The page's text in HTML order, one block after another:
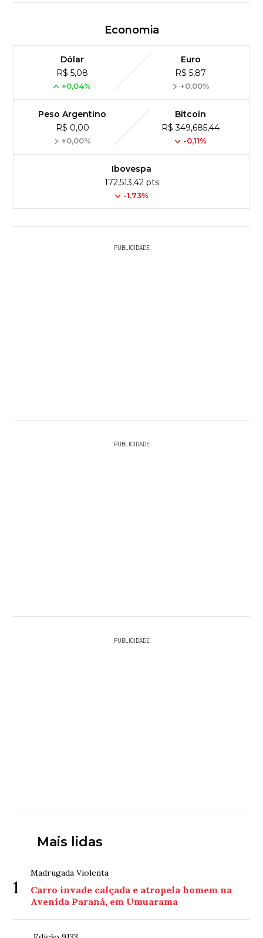
Economia
Dólar
R$ 5,08
+0,04%
Euro
R$ 5,87
+0,00%
Peso Argentino
R$ 0,00
+0,00%
Bitcoin
R$ 349,685,44
-0,11%
Ibovespa
172,513,42 pts
-1.73%
PUBLICIDADE
PUBLICIDADE
PUBLICIDADE
Mais lidas
1
Madrugada Violenta
Carro invade calçada e atropela homem na
Avenida Paraná, em Umuarama